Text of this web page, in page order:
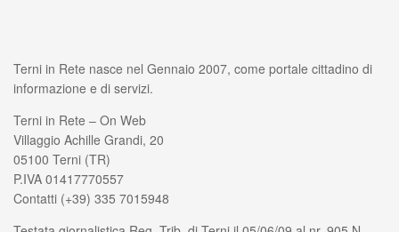
Terni in Rete nasce nel Gennaio 2007, come portale cittadino di
informazione e di servizi.
Terni in Rete – On Web
Villaggio Achille Grandi, 20
05100 Terni (TR)
P.IVA 01417770557
Contatti (+39) 335 7015948